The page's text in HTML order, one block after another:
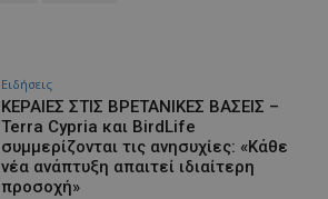
Ειδήσεις
ΚΕΡΑΙΕΣ ΣΤΙΣ ΒΡΕΤΑΝΙΚΕΣ ΒΑΣΕΙΣ –
Terra Cypria και BirdLife
συμμερίζονται τις ανησυχίες: «Κάθε
νέα ανάπτυξη απαιτεί ιδιαίτερη
προσοχή»